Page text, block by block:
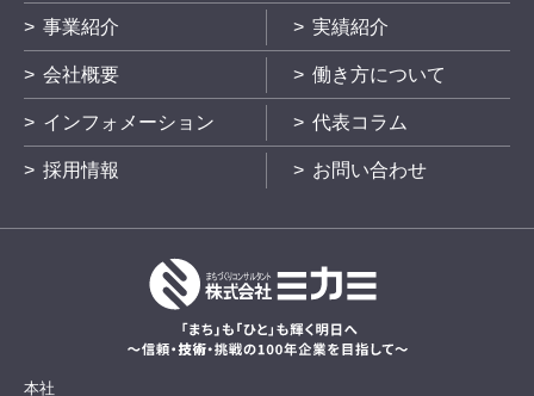
事業紹介 実績紹介
会社概要 働き方について
インフォメーション 代表コラム
採用情報 お問い合わせ
本社